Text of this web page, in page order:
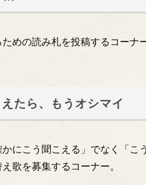
めの読み札を投稿するコーナー
たら、もうオシマイ
にこう聞こえる」でなく「
歌を募集するコーナー。